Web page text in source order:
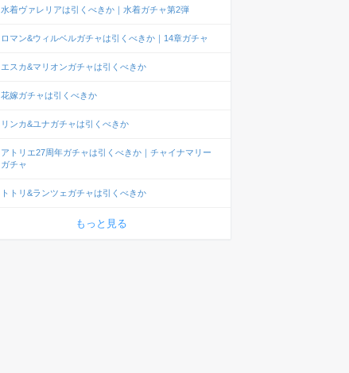
水着ヴァレリアは引くべきか｜水着ガチャ第2弾
ロマン&ウィルベルガチャは引くべきか｜14章ガチャ
エスカ&マリオンガチャは引くべきか
花嫁ガチャは引くべきか
リンカ&ユナガチャは引くべきか
アトリエ27周年ガチャは引くべきか｜チャイナマリー
ガチャ
トトリ&ランツェガチャは引くべきか
もっと見る